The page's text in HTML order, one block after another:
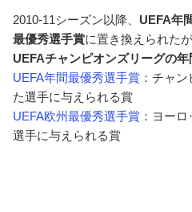
2010-11シーズン以降、 UEFA年
最優秀選手賞に置き換えられた
UEFAチャンピオンズリーグの
UEFA年間最優秀選手賞 ：チャ
た選手に与えられる賞
UEFA欧州最優秀選手賞 ：ヨー
選手に与えられる賞